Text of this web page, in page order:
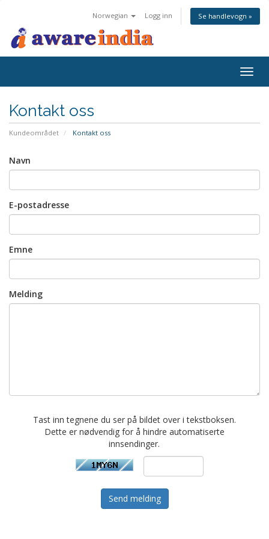
Norwegian Logg inn Se handlevogn »
Kontakt oss
Kundeområdet Kontakt oss
Navn
E-postadresse
Emne
Melding
Tast inn tegnene du ser på bildet over i tekstboksen.
Dette er nødvendig for å hindre automatiserte
innsendinger.
Send melding